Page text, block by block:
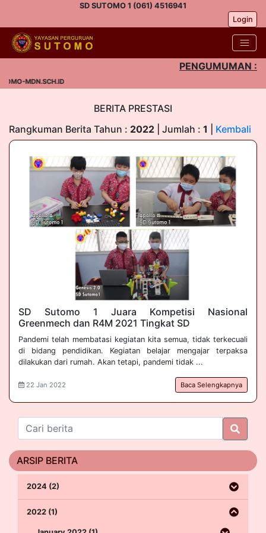
SD SUTOMO 1 (061) 4516941
Login
PENGUMUMAN :
MDN.SCH.ID
BERITA PRESTASI
Rangkuman Berita Tahun : 2022 | Jumlah : 1 Kembali
SD Sutomo 1 Juara Kompetisi Nasional
Greenmech dan R4M 2021 Tingkat SD
Pandemi telah membatasi kegiatan kita semua, tidak terkecuali
di bidang pendidikan. Kegiatan belajar mengajar terpaksa
dilakukan dari rumah. Akan tetapi, pandemi tidak ...
22 Jan 2022 Baca Selengkapnya
ARSIP BERITA
2024 (2)
2022 (1)